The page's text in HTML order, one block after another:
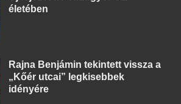
életében
Rajna Benjámin tekintett vissza a
„Kőér utcai” legkisebbek
idényére